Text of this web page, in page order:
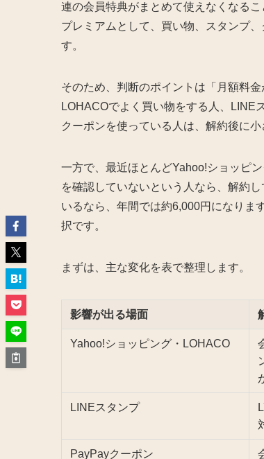
連の会員特典がまとめて使えなくなる
プレミアムとして、買い物、スタンプ
す。
そのため、判断のポイントは「月額料
LOHACOでよく買い物をする人、LINE
クーポンを使っている人は、解約後に
一方で、最近ほとんどYahoo!ショッピ
を確認していないという人なら、解約
いるなら、年間では約6,000円になりま
択です。
まずは、主な変化を表で整理します。
影響が出る場面
Yahoo!ショッピング・LOHACO
LINEスタンプ
PayPayクーポン